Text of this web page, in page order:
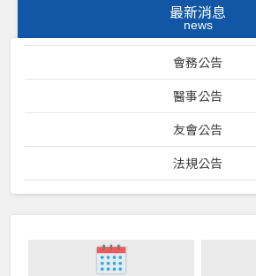
最新消息
news
會務公告
醫事公告
友會公告
法規公告
口衛專案計畫